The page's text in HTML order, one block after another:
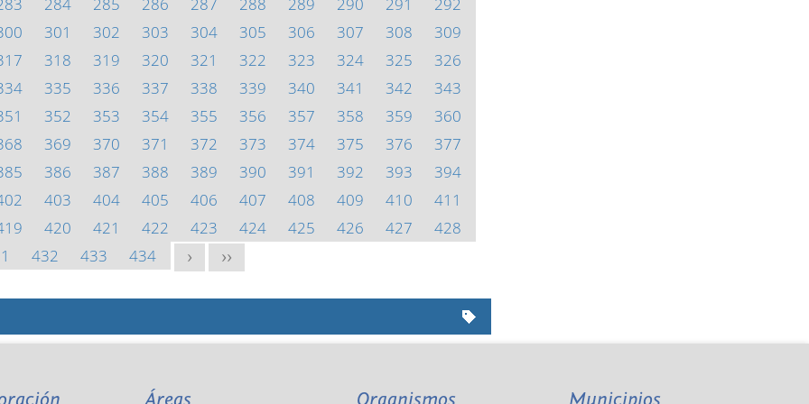
301 302 303 304 305 306 307 308
309
318 319 320 321 322 323 324 325
326
335 336 337 338 339 340 341 342
343
352 353 354 355 356 357 358 359
360
369 370 371 372 373 374 375 376
377
386 387 388 389 390 391 392 393
394
403 404 405 406 407 408 409 410
411
420 421 422 423 424 425 426 427
428
432 433 434 > >>